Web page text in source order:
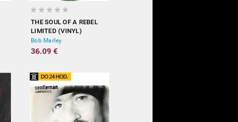
THE SOUL OF A REBEL
LIMITED (VINYL)
Bob Marley
36.09 €